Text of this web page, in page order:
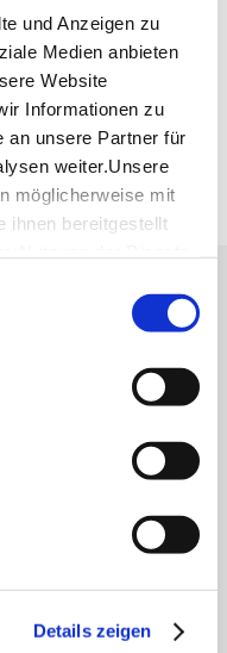
und Anzeigen zu
Medien anbieten
Website
Informationen zu
an unsere Partner für
weiter.Unsere
möglicherweise mit
ihnen bereitgestellt
Details zeigen
GmbH
in